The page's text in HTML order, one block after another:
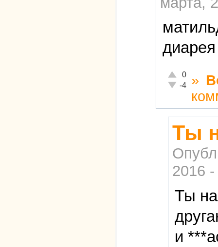
Отлично!
0
Неадекватно!
-4 »
Ты
2016
Ты
и